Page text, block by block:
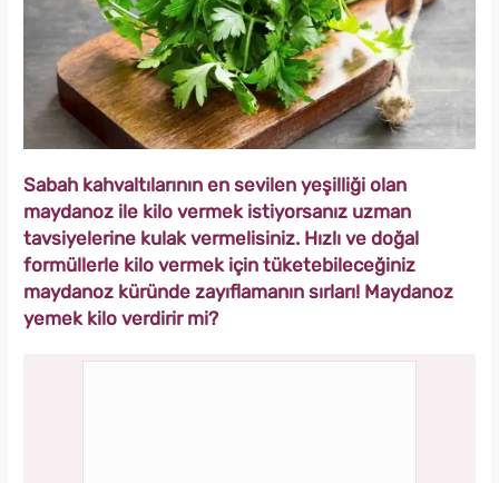
Sabah kahvaltılarının en sevilen yeşilliği olan
maydanoz ile kilo vermek istiyorsanız uzman
tavsiyelerine kulak vermelisiniz. Hızlı ve doğal
formüllerle kilo vermek için tüketebileceğiniz
maydanoz küründe zayıflamanın sırları! Maydanoz
yemek kilo verdirir mi?